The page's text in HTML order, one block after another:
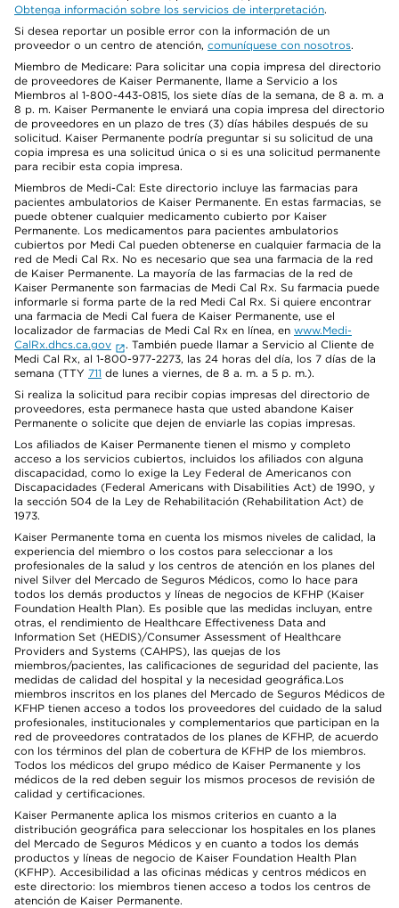
Obtenga información sobre los servicios de interpretación.
Si desea reportar un posible error con la información de un
proveedor o un centro de atención, comuníquese con nosotros.
Miembro de Medicare: Para solicitar una copia impresa del directorio
de proveedores de Kaiser Permanente, llame a Servicio a los
Miembros al 1-800-443-0815, los siete días de la semana, de 8 a. m. a
8 p. m. Kaiser Permanente le enviará una copia impresa del directorio
de proveedores en un plazo de tres (3) días hábiles después de su
solicitud. Kaiser Permanente podría preguntar si su solicitud de una
copia impresa es una solicitud única o si es una solicitud permanente
para recibir esta copia impresa.
Miembros de Medi-Cal: Este directorio incluye las farmacias para
pacientes ambulatorios de Kaiser Permanente. En estas farmacias, se
puede obtener cualquier medicamento cubierto por Kaiser
Permanente. Los medicamentos para pacientes ambulatorios
cubiertos por Medi Cal pueden obtenerse en cualquier farmacia de la
red de Medi Cal Rx. No es necesario que sea una farmacia de la red
de Kaiser Permanente. La mayoría de las farmacias de la red de
Kaiser Permanente son farmacias de Medi Cal Rx. Su farmacia puede
informarle si forma parte de la red Medi Cal Rx. Si quiere encontrar
una farmacia de Medi Cal fuera de Kaiser Permanente, use el
localizador de farmacias de Medi Cal Rx en línea, en www.Medi-
CalRx.dhcs.ca.gov
. También puede llamar a Servicio al Cliente de
Medi Cal Rx, al 1-800-977-2273, las 24 horas del día, los 7 días de la
semana (TTY 711 de lunes a viernes, de 8 a. m. a 5 p. m.).
Si realiza la solicitud para recibir copias impresas del directorio de
proveedores, esta permanece hasta que usted abandone Kaiser
Permanente o solicite que dejen de enviarle las copias impresas.
Los afiliados de Kaiser Permanente tienen el mismo y completo
acceso a los servicios cubiertos, incluidos los afiliados con alguna
discapacidad, como lo exige la Ley Federal de Americanos con
Discapacidades (Federal Americans with Disabilities Act) de 1990, y
la sección 504 de la Ley de Rehabilitación (Rehabilitation Act) de
1973.
Kaiser Permanente toma en cuenta los mismos niveles de calidad, la
experiencia del miembro o los costos para seleccionar a los
profesionales de la salud y los centros de atención en los planes del
nivel Silver del Mercado de Seguros Médicos, como lo hace para
todos los demás productos y líneas de negocios de KFHP (Kaiser
Foundation Health Plan). Es posible que las medidas incluyan, entre
otras, el rendimiento de Healthcare Effectiveness Data and
Information Set (HEDIS)/Consumer Assessment of Healthcare
Providers and Systems (CAHPS), las quejas de los
miembros/pacientes, las calificaciones de seguridad del paciente, las
medidas de calidad del hospital y la necesidad geográfica.Los
miembros inscritos en los planes del Mercado de Seguros Médicos de
KFHP tienen acceso a todos los proveedores del cuidado de la salud
profesionales, institucionales y complementarios que participan en la
red de proveedores contratados de los planes de KFHP, de acuerdo
con los términos del plan de cobertura de KFHP de los miembros.
Todos los médicos del grupo médico de Kaiser Permanente y los
médicos de la red deben seguir los mismos procesos de revisión de
calidad y certificaciones.
Kaiser Permanente aplica los mismos criterios en cuanto a la
distribución geográfica para seleccionar los hospitales en los planes
del Mercado de Seguros Médicos y en cuanto a todos los demás
productos y líneas de negocio de Kaiser Foundation Health Plan
(KFHP). Accesibilidad a las oficinas médicas y centros médicos en
este directorio: los miembros tienen acceso a todos los centros de
atención de Kaiser Permanente.